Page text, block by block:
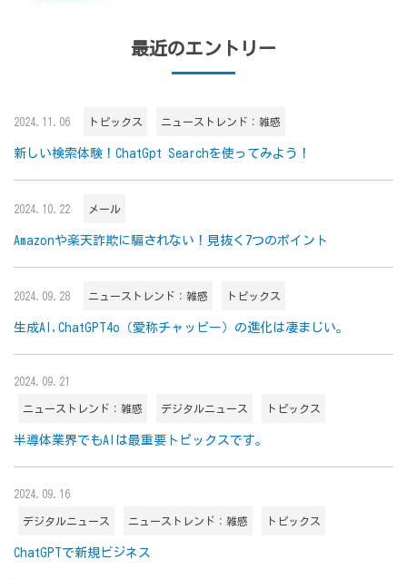
最近のエントリー
2024.11.06 トピックス ニューストレンド：雑感
新しい検索体験！ChatGpt Searchを使ってみよう！
2024.10.22 メール
Amazonや楽天詐欺に騙されない！見抜く7つのポイント
2024.09.28 ニューストレンド：雑感 トピックス
生成AI,ChatGPT4o（愛称チャッピー）の進化は凄まじい。
2024.09.21
ニューストレンド：雑感 デジタルニュース トピックス
半導体業界でもAIは最重要トピックスです。
2024.09.16
デジタルニュース ニューストレンド：雑感 トピックス
ChatGPTで新規ビジネス